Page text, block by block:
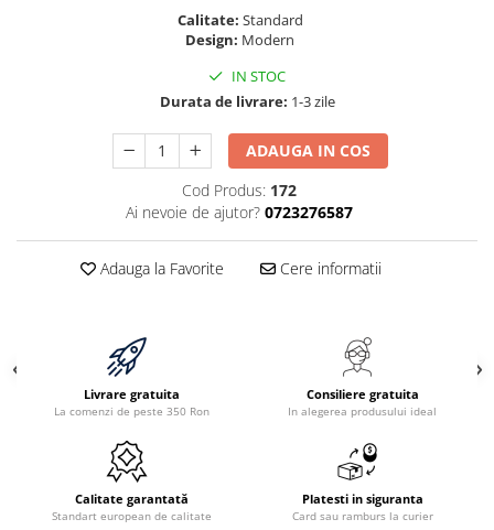
Calitate: Standard
Design: Modern
IN STOC
Durata de livrare: 1-3 zile
ADAUGA IN COS
Cod Produs: 172
Ai nevoie de ajutor? 0723276587
Adauga la Favorite Cere informatii
Livrare gratuita
La comenzi de peste 350 Ron
Consiliere gratuita
In alegerea produsului ideal
Calitate garantată
Standart european de calitate
Platesti in siguranta
Card sau ramburs la curier